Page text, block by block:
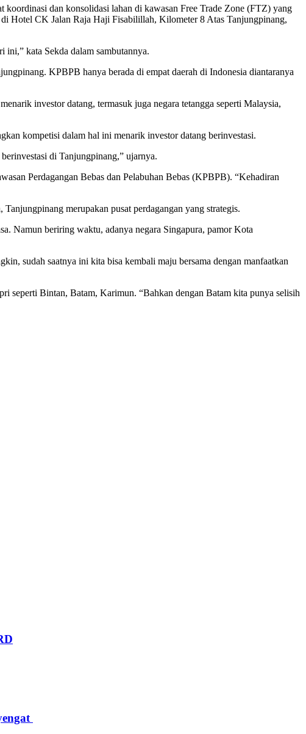
dan konsolidasi lahan di kawasan Free Trade Zone (FTZ) yang
Hotel CK Jalan Raja Haji Fisabilillah, Kilometer 8 Atas Tanjungpinang,
ini,” kata Sekda dalam sambutannya.
KPBPB hanya berada di empat daerah di Indonesia diantaranya
investor datang, termasuk juga negara tetangga seperti Malaysia,
kompetisi dalam hal ini menarik investor datang berinvestasi.
di Tanjungpinang,” ujarnya.
Perdagangan Bebas dan Pelabuhan Bebas (KPBPB). “Kehadiran
merupakan pusat perdagangan yang strategis.
Namun beriring waktu, adanya negara Singapura, pamor Kota
sudah saatnya ini kita bisa kembali maju bersama dengan manfaatkan
Bintan, Batam, Karimun. “Bahkan dengan Batam kita punya selisih